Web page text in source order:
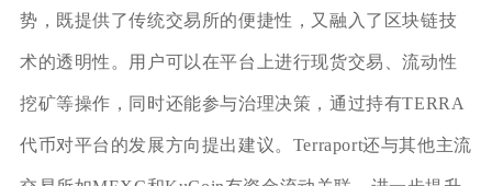
势，既提供了传统交易所的便捷性，又融入了区块链技
术的透明性。用户可以在平台上进行现货交易、流动性
挖矿等操作，同时还能参与治理决策，通过持有TERRA
代币对平台的发展方向提出建议。Terraport还与其他主流